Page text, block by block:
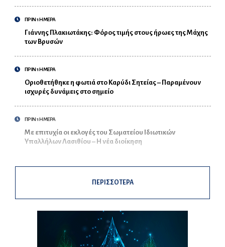
ΠΡΙΝ 1 ΗΜΕΡΑ
Γιάννης Πλακιωτάκης: Φόρος τιμής στους ήρωες της Μάχης
των Βρυσών
ΠΡΙΝ 1 ΗΜΕΡΑ
Οριοθετήθηκε η φωτιά στο Καρύδι Σητείας – Παραμένουν
ισχυρές δυνάμεις στο σημείο
ΠΡΙΝ 1 ΗΜΕΡΑ
Με επιτυχία οι εκλογές του Σωματείου Ιδιωτικών
Υπαλλήλων Λασιθίου – Η νέα διοίκηση
ΠΕΡΙΣΣΟΤΕΡΑ